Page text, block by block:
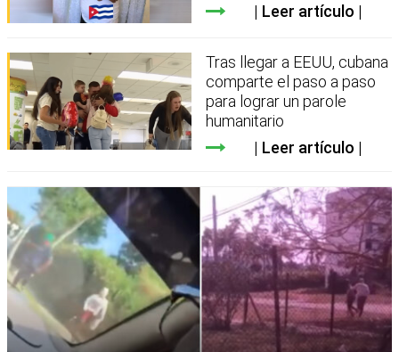
Leer artículo
Tras llegar a EEUU, cubana
comparte el paso a paso
para lograr un parole
humanitario
Leer artículo